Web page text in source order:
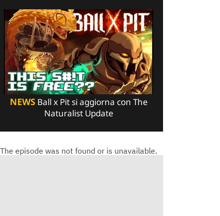
NEWSBall x Pit si aggiorna con The
Naturalist Update